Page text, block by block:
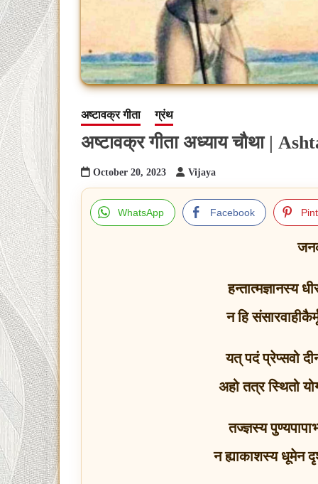
अष्टावक्र गीता ग्रंथ
अष्टावक्र गीता अध्याय चौथा |
October 20, 2023 Vijaya
WhatsApp Facebook
हन्तात्मज्ञानस्य
न हि
यत् पदं प्रेप्सवो
अहो तत्र स्थितो
तज्ज्ञस्य
न ह्याकाशस्य धूमेन